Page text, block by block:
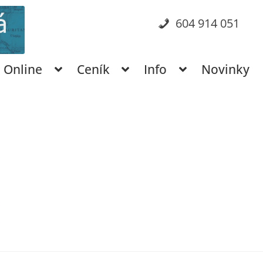
604 914 051
Online Ceník Info Novinky